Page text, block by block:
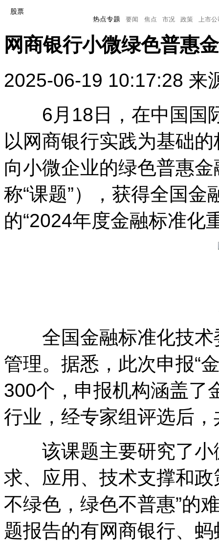
热点专题 要闻 焦点 市况 政策 上市公司
股票
热点专题
要闻 焦点 市况 政策 上市公
网商银行小微绿色普惠
2025-06-19 10:17:28 来
6月18日，在中国国
以网商银行实践为基础
向小微企业的绿色普惠
称“课题”），获得全国
的“2024年度金融标准化
全国金融标准化技术
管理。据悉，此次申报“
300个，申报机构涵盖了
行业，经专家组评选后
该课题主要研究了小
求、应用、技术支撑和
不绿色，绿色不普惠”的
题报告的有网商银行、